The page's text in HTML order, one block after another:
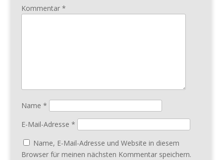
Kommentar *
Name *
E-Mail-Adresse *
Name, E-Mail-Adresse und Website in diesem
Browser für meinen nächsten Kommentar speichern.